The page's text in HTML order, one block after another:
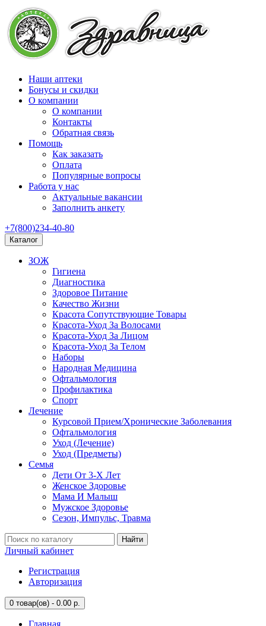
Наши аптеки
Бонусы и скидки
О компании
О компании
Контакты
Обратная связь
Помощь
Как заказать
Оплата
Популярные вопросы
Работа у нас
Актуальные вакансии
Заполнить анкету
+7(800)234-40-80
Каталог
ЗОЖ
Гигиена
Диагностика
Здоровое Питание
Качество Жизни
Красота Сопутствующие Товары
Красота-Уход За Волосами
Красота-Уход За Лицом
Красота-Уход За Телом
Наборы
Народная Медицина
Офтальмология
Профилактика
Спорт
Лечение
Курсовой Прием/Хронические Заболевания
Офтальмология
Уход (Лечение)
Уход (Предметы)
Семья
Дети От 3-Х Лет
Женское Здоровье
Мама И Малыш
Мужское Здоровье
Сезон, Импульс, Травма
Найти
Личный кабинет
Регистрация
Авторизация
0 товар(ов) - 0.00 р.
Главная